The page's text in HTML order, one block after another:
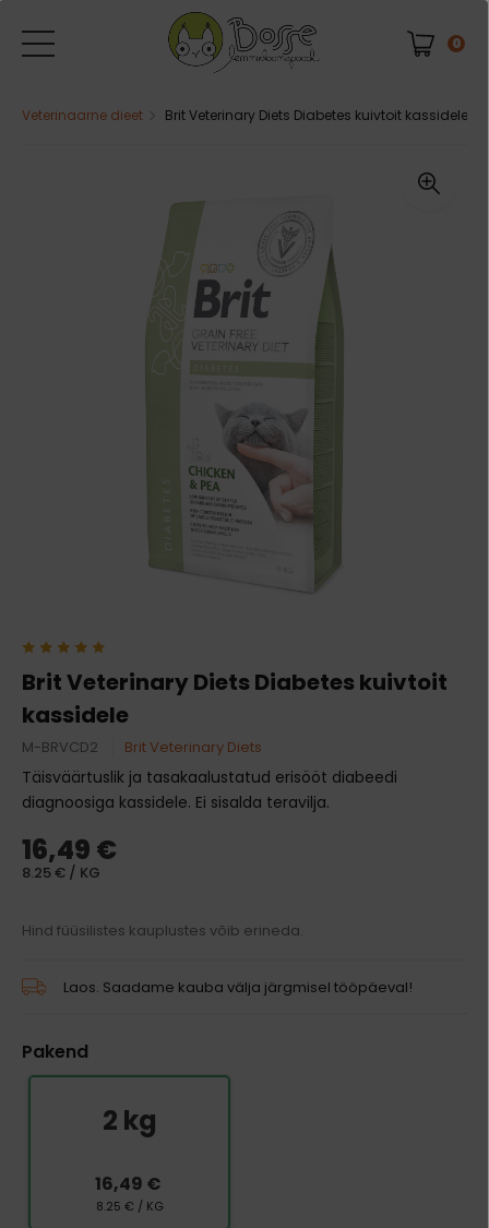
0
Veterinaarne dieet Brit Veterinary Diets Diabetes kuivtoit kassidele
Brit Veterinary Diets Diabetes kuivtoit
kassidele
M-BRVCD2 Brit Veterinary Diets
Täisväärtuslik ja tasakaalustatud erisööt diabeedi
diagnoosiga kassidele. Ei sisalda teravilja.
16,49 €
8.25 € / KG
Hind füüsilistes kauplustes võib erineda.
Laos. Saadame kauba välja järgmisel tööpäeval!
Pakend
2 kg
16,49 €
8.25 € / KG